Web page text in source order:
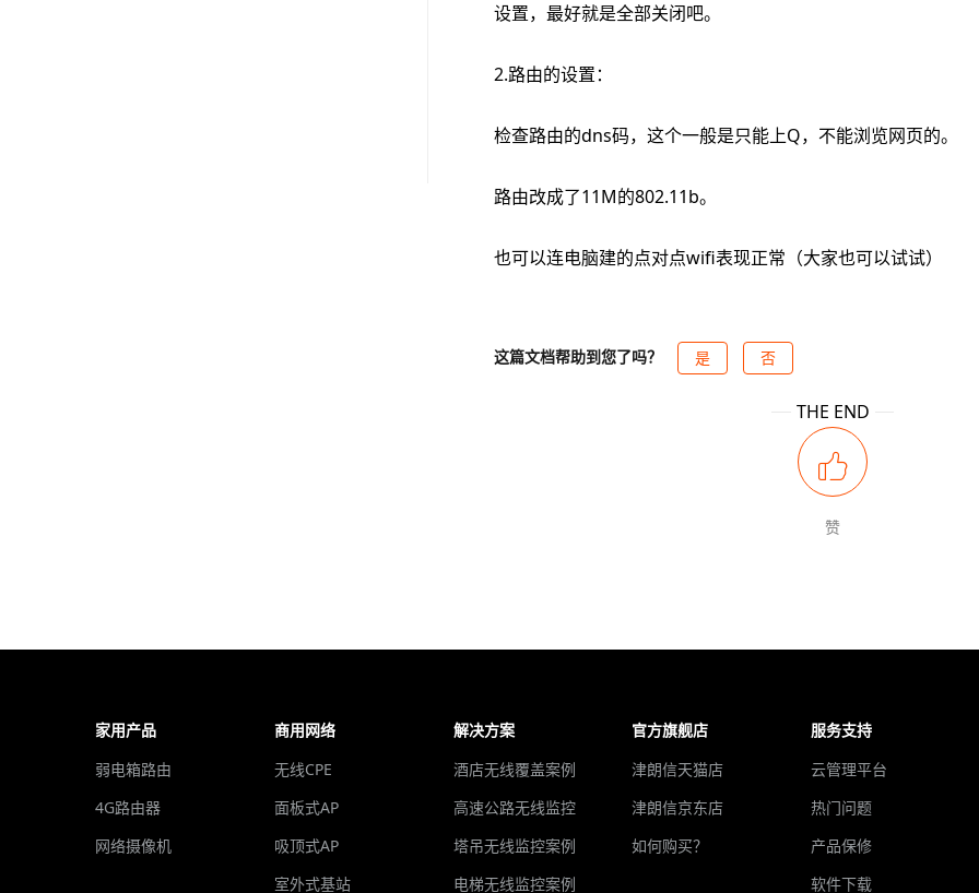
设置，最好就是全部关闭吧。
2.路由的设置：
检查路由的dns码，这个一般是只能上Q，不能浏览网页的。
路由改成了11M的802.11b。
也可以连电脑建的点对点wifi表现正常（大家也可以试试）
这篇文档帮助到您了吗？ 是 否
THE END
赞
家用产品
弱电箱路由
4G路由器
网络摄像机
商用网络
无线CPE
面板式AP
吸顶式AP
室外式基站
解决方案
酒店无线覆盖案例
高速公路无线监控
塔吊无线监控案例
电梯无线监控案例
官方旗舰店
津朗信天猫店
津朗信京东店
如何购买？
服务支持
云管理平台
热门问题
产品保修
软件下载